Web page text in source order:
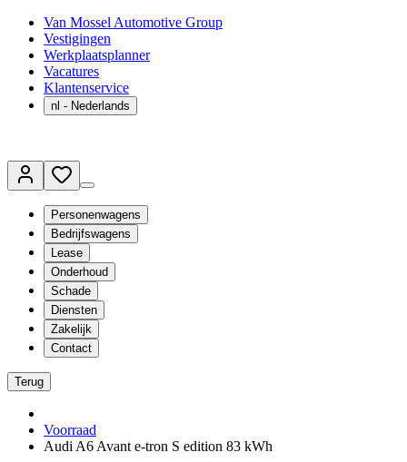
Van Mossel Automotive Group
Vestigingen
Werkplaatsplanner
Vacatures
Klantenservice
nl - Nederlands
Personenwagens
Bedrijfswagens
Lease
Onderhoud
Schade
Diensten
Zakelijk
Contact
Terug
Voorraad
Audi A6 Avant e-tron S edition 83 kWh